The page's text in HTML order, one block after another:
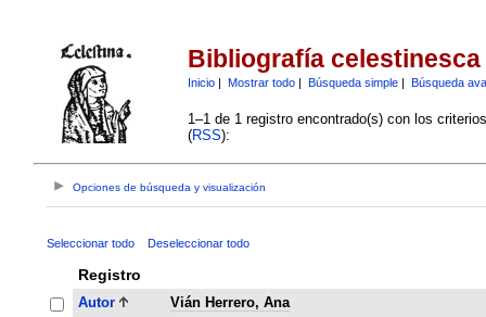
Bibliografía celestinesca
Inicio| Mostrar todo| Búsqueda simple| Búsqueda
1–1 de 1 registro encontrado(s) con los
(RSS):
Opciones de búsqueda y visualización
Seleccionar todo Deseleccionar todo
Registro
Autor
Vián Herrero, Ana